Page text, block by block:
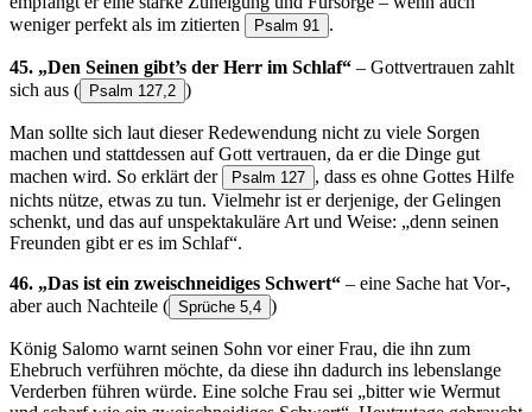
weniger perfekt als im zitierten
Psalm 91 .
45. „Den Seinen gibt’s der Herr im Schlaf“ – Gottvertrauen zahlt
sich aus ( Psalm 127,2 )
Man sollte sich laut dieser Redewendung nicht zu viele Sorgen
machen und stattdessen auf Gott vertrauen, da er die Dinge gut
machen wird. So erklärt der
Psalm 127 , dass es ohne Gottes Hilfe
nichts nütze, etwas zu tun. Vielmehr ist er derjenige, der Gelingen
schenkt, und das auf unspektakuläre Art und Weise: „denn seinen
Freunden gibt er es im Schlaf“.
46. „Das ist ein zweischneidiges Schwert“ – eine Sache hat Vor-,
aber auch Nachteile ( Sprüche 5,4 )
König Salomo warnt seinen Sohn vor einer Frau, die ihn zum
Ehebruch verführen möchte, da diese ihn dadurch ins lebenslange
Verderben führen würde. Eine solche Frau sei „bitter wie Wermut